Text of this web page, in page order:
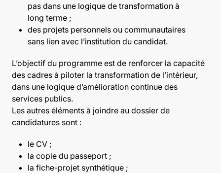
pas dans une logique de transformation à
long terme ;
des projets personnels ou communautaires
sans lien avec l’institution du candidat.
L’objectif du programme est de renforcer la capacité
des cadres à piloter la transformation de l’intérieur,
dans une logique d’amélioration continue des
services publics.
Les autres éléments à joindre au dossier de
candidatures sont :
le CV ;
la copie du passeport ;
la fiche-projet synthétique ;